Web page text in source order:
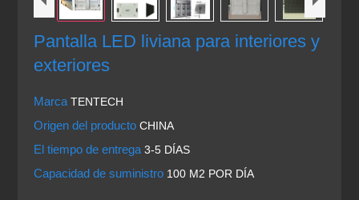
Pantalla LED liviana para interiores y
exteriores
MarcaTENTECH
Origen del productoCHINA
El tiempo de entrega3-5 DÍAS
Capacidad de suministro 100 M2 POR DÍA